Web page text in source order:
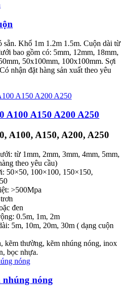
sẵn. Khổ 1m 1.2m 1.5m. Cuộn dài từ
bao gồm có: 5mm, 12mm, 18mm,
50x100mm, 100x100mm. Sợi
nhận đặt hàng sản xuất theo yêu
A100 A150 A200 A250
A100, A150, A200, A250
từ 1mm, 2mm, 3mm, 4mm, 5mm,
theo yêu cầu)
50×50, 100×100, 150×150,
>500Mpa
đen
0.5m, 1m, 2m
5m, 10m, 20m, 30m ( dạng cuộn
kẽm thường, kẽm nhúng nóng, inox
bọc nhựa.
nóng